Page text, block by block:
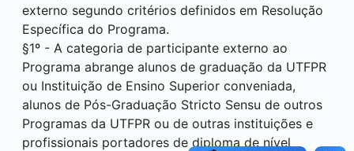
externo segundo critérios definidos em Resolução
Específica do Programa.
§1º - A categoria de participante externo ao
Programa abrange alunos de graduação da UTFPR
ou Instituição de Ensino Superior conveniada,
alunos de Pós-Graduação Stricto Sensu de outros
Programas da UTFPR ou de outras instituições e
profissionais portadores de diploma de nível